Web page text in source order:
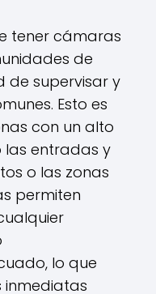
tener cámaras
de
de supervisar y
Esto es
con un alto
las entradas y
o las zonas
permiten
lo que